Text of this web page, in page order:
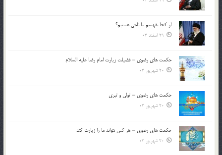
از كجا بفهميم ما ناجی هستیم؟
29 اسفند 03
حکمت های رضوی – فضیلت زیارت امام رضا علیه السلام
20 شهریور 03
حکمت های رضوی – تولی و تبری
20 شهریور 03
حکمت های رضوی – هر کس نتواند ما را زیارت کند
20 شهریور 03